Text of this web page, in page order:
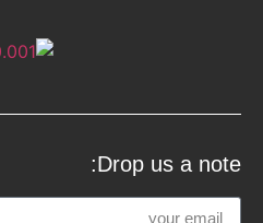
Drop us a note: